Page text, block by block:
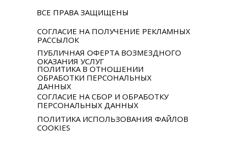
ВСЕ ПРАВА ЗАЩИЩЕНЫ
ПОЛИТИКА В ОТНОШЕНИИ
ОБРАБОТКИ ПЕРСОНАЛЬНЫХ
ДАННЫХ
СОГЛАСИЕ НА СБОР И ОБРАБОТКУ
ПЕРСОНАЛЬНЫХ ДАННЫХ
ПОЛИТИКА ИСПОЛЬЗОВАНИЯ ФАЙЛОВ
COOKIES
ПУБЛИЧНАЯ ОФЕРТА ВОЗМЕЗДНОГО
ОКАЗАНИЯ УСЛУГ
СОГЛАСИЕ НА ПОЛУЧЕНИЕ РЕКЛАМНЫХ
РАССЫЛОК